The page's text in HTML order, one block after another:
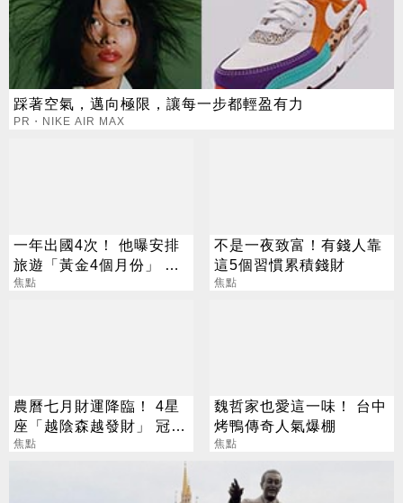
踩著空氣，邁向極限，讓每一步都輕盈有力
PR・NIKE AIR MAX
一年出國4次！ 他曝安排
旅遊「黃金4個月份」 卡
對整年活在期待中
焦點
不是一夜致富！有錢人靠
這5個習慣累積錢財
焦點
農曆七月財運降臨！ 4星
座「越陰森越發財」 冠軍
賺到翻
焦點
魏哲家也愛這一味！ 台中
烤鴨傳奇人氣爆棚
焦點